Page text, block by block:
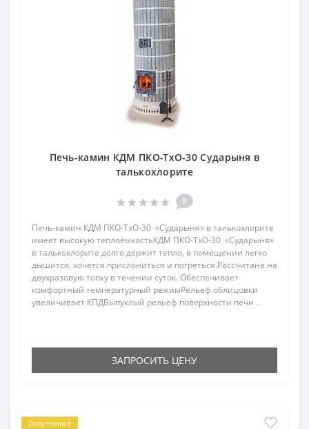
Печь-камин КДМ ПКО-ТхО-30 Сударыня в
талькохлорите
0
Печь-камин КДМ ПКО-ТхО-30 «Сударыня» в талькохлорите
имеет высокую теплоёмкостьКДМ ПКО-ТхО-30 «Сударыня»
в талькохлорите долго держит тепло, в помещении легко
дышится, хочется прислониться и погреться.Рассчитана на
двухразовую топку в течении суток. Обеспечивает
комфортный температурный режимРельеф облицовки
увеличивает КПДВыпуклый рельеф поверхности печи ..
ЗАПРОСИТЬ ЦЕНУ
Популярный